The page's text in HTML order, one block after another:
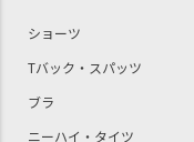
ショーツ
Tバック・スパッツ
ブラ
ニーハイ・タイツ